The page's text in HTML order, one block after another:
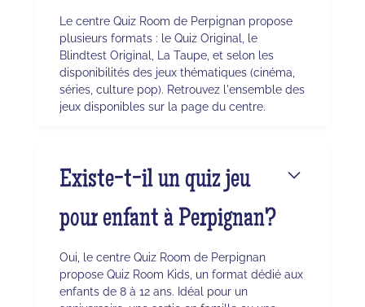
Le centre Quiz Room de Perpignan propose
plusieurs formats : le Quiz Original, le
Blindtest Original, La Taupe, et selon les
disponibilités des jeux thématiques (cinéma,
séries, culture pop). Retrouvez l'ensemble des
jeux disponibles sur la page du centre.
Existe-t-il un quiz jeu
pour enfant à Perpignan?
Oui, le centre Quiz Room de Perpignan
propose Quiz Room Kids, un format dédié aux
enfants de 8 à 12 ans. Idéal pour un